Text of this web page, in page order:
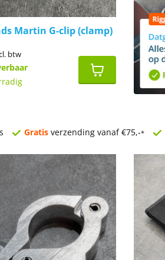
Martin G-clip (clamp)
btw
Gratis verzending vanaf €75,-*